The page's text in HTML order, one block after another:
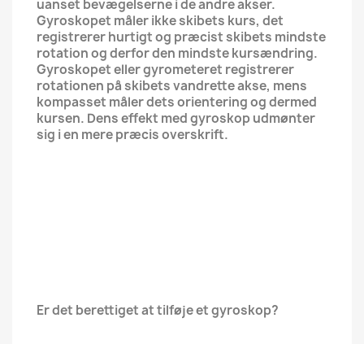
uanset bevægelserne i de andre akser.
Gyroskopet måler ikke skibets kurs, det
registrerer hurtigt og præcist skibets mindste
rotation og derfor den mindste kursændring.
Gyroskopet eller gyrometeret registrerer
rotationen på skibets vandrette akse, mens
kompasset måler dets orientering og dermed
kursen. Dens effekt med gyroskop udmønter
sig i en mere præcis overskrift.
Er det berettiget at tilføje et gyroskop?